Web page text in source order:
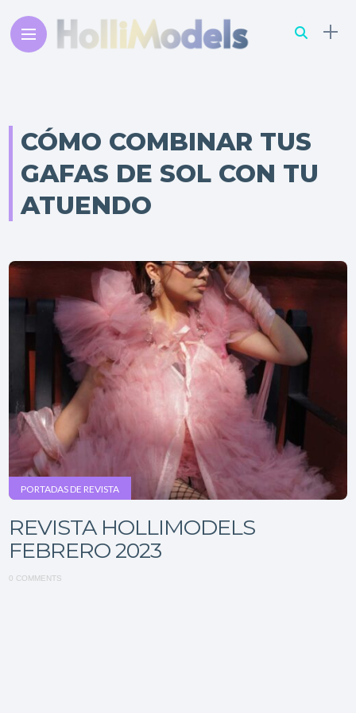
CÓMO COMBINAR TUS
GAFAS DE SOL CON TU
ATUENDO
PORTADAS DE REVISTA
REVISTA HOLLIMODELS
FEBRERO 2023
0 COMMENTS